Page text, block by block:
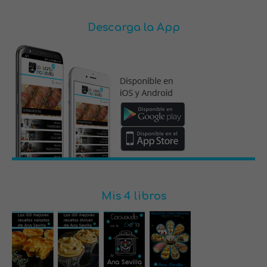
Descarga la App
Mis 4 libros